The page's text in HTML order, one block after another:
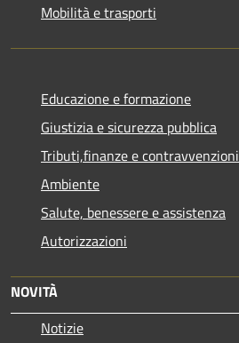
Mobilità e trasporti
Educazione e formazione
Giustizia e sicurezza pubblica
Tributi,finanze e contravvenzioni
Ambiente
Salute, benessere e assistenza
Autorizzazioni
NOVITÀ
Notizie